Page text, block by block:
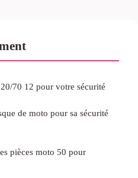
70 12 pour votre sécurité
de moto pour sa sécurité
pièces moto 50 pour